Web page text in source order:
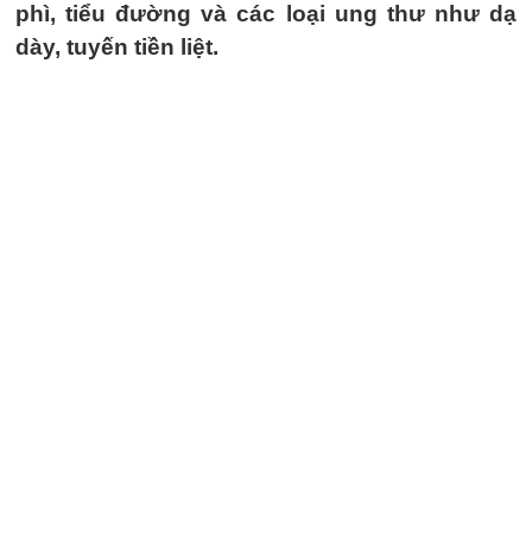
phì, tiểu đường và các loại ung thư như dạ
dày, tuyến tiền liệt.